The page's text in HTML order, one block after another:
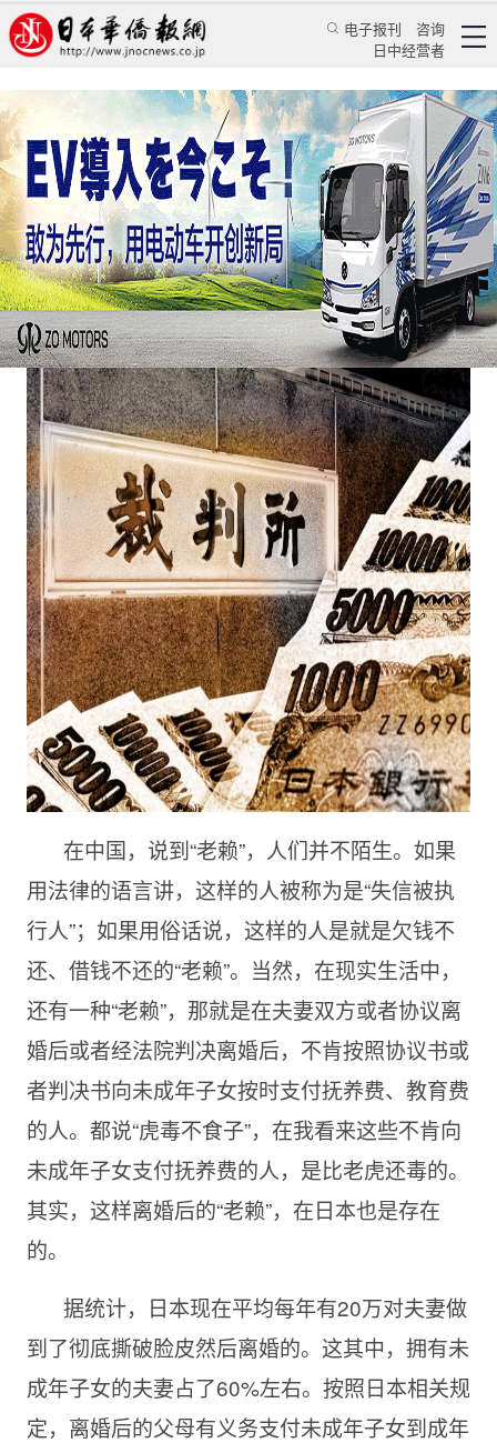
电子报刊
咨询
日中经营者
日本离婚后的老赖面临法律的利剑
蒋丰 日本新闻 社会观察
日本新华侨报 2020/6/16 11:11:51
在中国，说到“老赖”，人们并不陌生。如果
用法律的语言讲，这样的人被称为是“失信被执
行人”；如果用俗话说，这样的人是就是欠钱不
还、借钱不还的“老赖”。当然，在现实生活中，
还有一种“老赖”，那就是在夫妻双方或者协议离
婚后或者经法院判决离婚后，不肯按照协议书或
者判决书向未成年子女按时支付抚养费、教育费
的人。都说“虎毒不食子”，在我看来这些不肯向
未成年子女支付抚养费的人，是比老虎还毒的。
其实，这样离婚后的“老赖”，在日本也是存在
的。
据统计，日本现在平均每年有20万对夫妻做
到了彻底撕破脸皮然后离婚的。这其中，拥有未
成年子女的夫妻占了60%左右。按照日本相关规
定，离婚后的父母有义务支付未成年子女到成年